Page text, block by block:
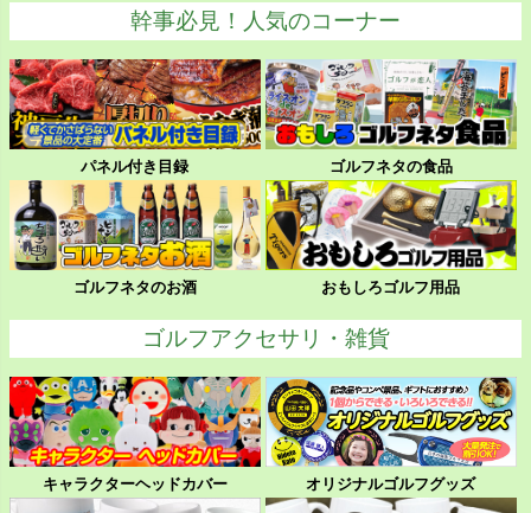
幹事必見！人気のコーナー
パネル付き目録 ゴルフネタの食品
ゴルフネタのお酒 おもしろゴルフ用品
ゴルフアクセサリ・雑貨
キャラクターヘッドカバー オリジナルゴルフグッズ